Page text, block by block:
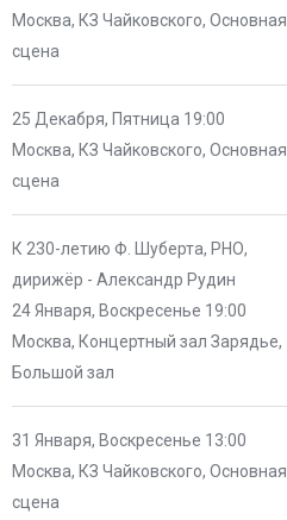
Москва, КЗ Чайковского, Основная
сцена
25 Декабря, Пятница 19:00
Москва, КЗ Чайковского, Основная
сцена
К 230-летию Ф. Шуберта, РНО,
дирижёр - Александр Рудин
24 Января, Воскресенье 19:00
Москва, Концертный зал Зарядье,
Большой зал
31 Января, Воскресенье 13:00
Москва, КЗ Чайковского, Основная
сцена